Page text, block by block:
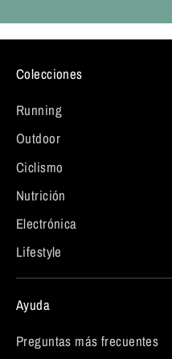
Colecciones
Running
Outdoor
Ciclismo
Nutrición
Electrónica
Lifestyle
Ayuda
Preguntas más frecuentes